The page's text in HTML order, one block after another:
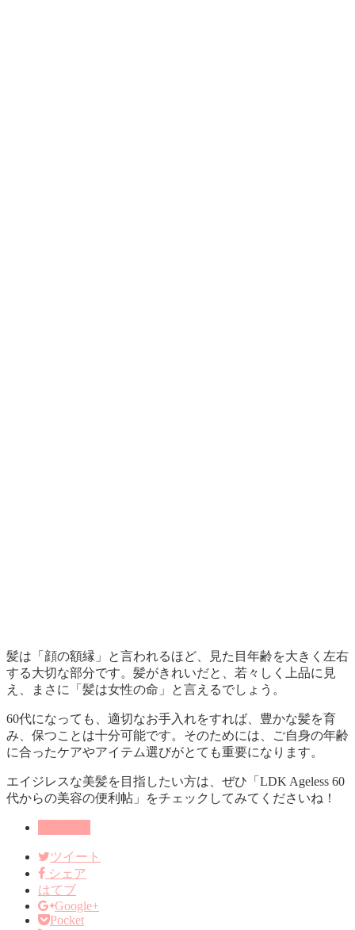
髪は「顔の額縁」と言われるほど、見た目年齢を大きく左右
する大切な部分です。髪がきれいだと、若々しく上品に見
え、まさに「髪は女性の命」と言えるでしょう。
60代になっても、適切なお手入れをすれば、豊かな髪を育
み、保つことは十分可能です。そのためには、ご自身の年齢
に合ったケアやアイテム選びがとても重要になります。
エイジレスな美髪を目指したい方は、ぜひ「LDK Ageless 60
代からの美容の便利帖」をチェックしてみてくださいね！
ツイート
シェア
はてブ
Google+
Pocket